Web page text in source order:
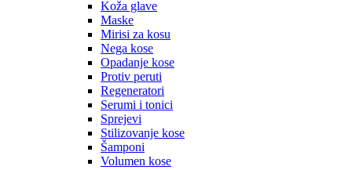
Koža glave
Maske
Mirisi za kosu
Nega kose
Opadanje kose
Protiv peruti
Regeneratori
Serumi i tonici
Sprejevi
Stilizovanje kose
Šamponi
Volumen kose